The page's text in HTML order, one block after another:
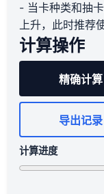
- 当卡种类和抽
上升，此时推荐
计算操作
精确计算
导出记录
计算进度